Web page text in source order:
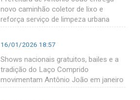
novo caminhão coletor de lixo e
reforça serviço de limpeza urbana
16/01/2026 18:57
Shows nacionais gratuitos, bailes e a
tradição do Laço Comprido
movimentam Antônio João em janeiro